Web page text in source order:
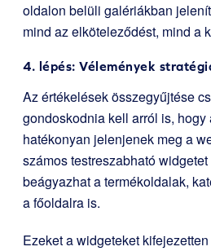
oldalon belüli galériákban
mind az elköteleződést, mind a
4. lépés: Vélemények
Az értékelések összegyűjtése
gondoskodnia kell arról is,
hatékonyan jelenjenek meg a
számos testreszabható
beágyazhat a termékoldalak,
a főoldalra is.
Ezeket a widgeteket